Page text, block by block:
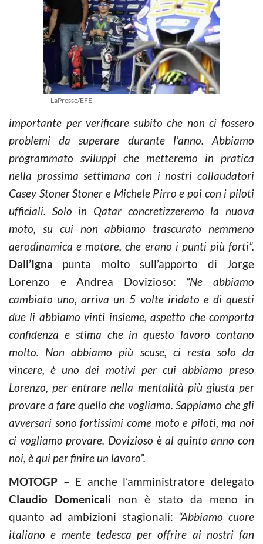
LaPresse/EFE
importante per verificare subito che non ci fossero
problemi da superare durante l’anno. Abbiamo
programmato sviluppi che metteremo in pratica
nella prossima settimana con i nostri collaudatori
Casey Stoner Stoner e Michele Pirro e poi con i piloti
ufficiali. Solo in Qatar concretizzeremo la nuova
moto, su cui non abbiamo trascurato nemmeno
aerodinamica e motore, che erano i punti più forti”.
Dall’Igna punta molto sull’apporto di Jorge
Lorenzo e Andrea Dovizioso: “Ne abbiamo
cambiato uno, arriva un 5 volte iridato e di questi
due li abbiamo vinti insieme, aspetto che comporta
confidenza e stima che in questo lavoro contano
molto. Non abbiamo più scuse, ci resta solo da
vincere, è uno dei motivi per cui abbiamo preso
Lorenzo, per entrare nella mentalità più giusta per
provare a fare quello che vogliamo. Sappiamo che gli
avversari sono fortissimi come moto e piloti, ma noi
ci vogliamo provare. Dovizioso è al quinto anno con
noi, è qui per finire un lavoro”.
MOTOGP – E anche l’amministratore delegato
Claudio Domenicali non è stato da meno in
quanto ad ambizioni stagionali: “Abbiamo cuore
italiano e mente tedesca per offrire ai nostri fan